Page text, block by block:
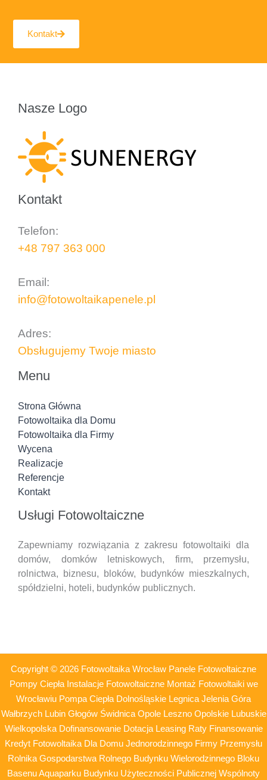
Kontakt
Nasze Logo
Kontakt
Telefon:
+48 797 363 000
Email:
info@fotowoltaikapenele.pl
Adres:
Obsługujemy Twoje miasto
Menu
Strona Główna
Fotowoltaika dla Domu
Fotowoltaika dla Firmy
Wycena
Realizacje
Referencje
Kontakt
Usługi Fotowoltaiczne
Zapewniamy rozwiązania z zakresu fotowoltaiki dla
domów, domków letniskowych, firm, przemysłu,
rolnictwa, biznesu, bloków, budynków mieszkalnych,
spółdzielni, hoteli, budynków publicznych.
Copyright © 2026 Fotowoltaika Wrocław Panele Fotowoltaiczne
Pompy Ciepła Instalacje Fotowoltaiczne Montaż Fotowoltaiki we
Wrocławiu Pompa Ciepła Dolnośląskie Legnica Jelenia Góra
Wałbrzych Lubin Głogów Świdnica Opole Leszno Opolskie Lubuskie
Wielkopolska Dofinansowanie Dotacja Leasing Raty Finansowanie
Kredyt Fotowoltaika Dla Domu Jednorodzinnego Firmy Przemysłu
Rolnika Gospodarstwa Rolnego Budynku Wielorodzinnego Bloku
Basenu Aquaparku Budynku Użyteczności Publicznej Wspólnoty